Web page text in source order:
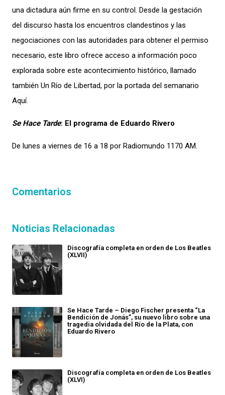
una dictadura aún firme en su control. Desde la gestación
del discurso hasta los encuentros clandestinos y las
negociaciones con las autoridades para obtener el permiso
necesario, este libro ofrece acceso a información poco
explorada sobre este acontecimiento histórico, llamado
también Un Río de Libertad, por la portada del semanario
Aquí.
Se Hace Tarde: El programa de Eduardo Rivero
De lunes a viernes de 16 a 18 por Radiomundo 1170 AM.
Comentarios
Noticias Relacionadas
Discografía completa en orden de Los Beatles
(XLVII)
Se Hace Tarde – Diego Fischer presenta “La
Bendición de Jonás”, su nuevo libro sobre una
tragedia olvidada del Río de la Plata, con
Eduardo Rivero
Discografía completa en orden de Los Beatles
(XLVI)